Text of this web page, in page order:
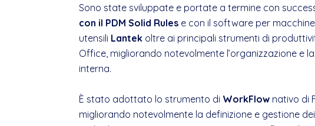
Sono state sviluppate e portate a termine con
con il PDM Solid Rules e con il software per macchine
utensili Lantek oltre ai principali strumenti di
Office, migliorando notevolmente l’organizzazione e
interna.
È stato adottato lo strumento di WorkFlow nativo di
migliorando notevolmente la definizione e gestione